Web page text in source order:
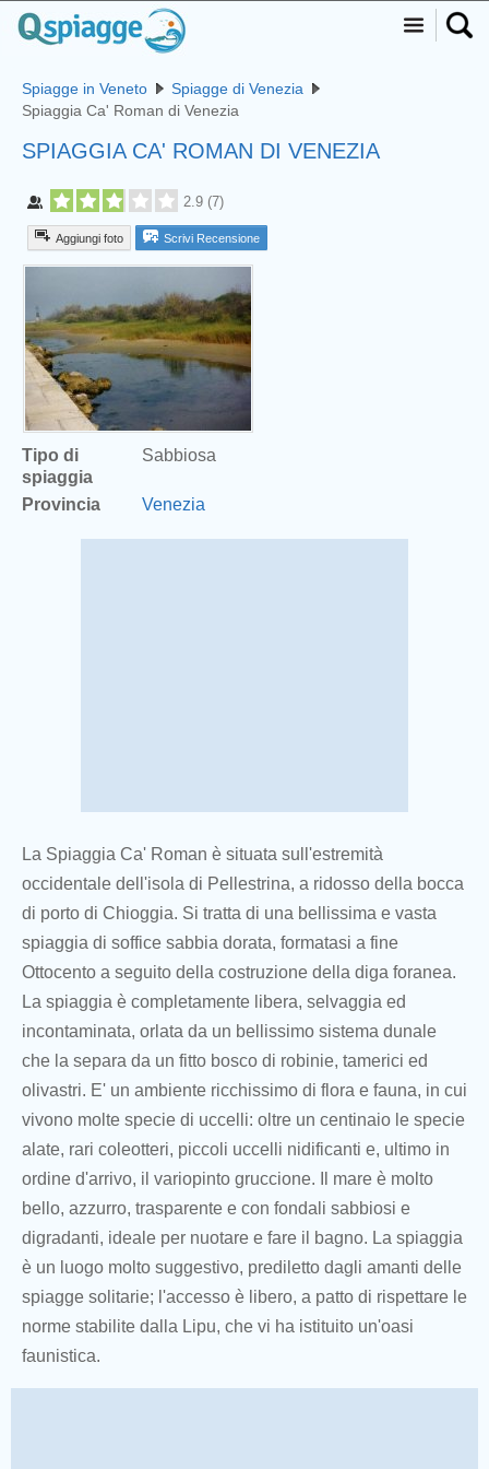
Spiagge in Veneto
Spiagge di Venezia
Spiaggia Ca' Roman di Venezia
SPIAGGIA CA' ROMAN DI VENEZIA
2.9 (7)
Aggiungi foto Scrivi Recensione
Tipo di
spiaggia
Sabbiosa
Provincia Venezia
La Spiaggia Ca' Roman è situata sull'estremità
occidentale dell'isola di Pellestrina, a ridosso della bocca
di porto di Chioggia. Si tratta di una bellissima e vasta
spiaggia di soffice sabbia dorata, formatasi a fine
Ottocento a seguito della costruzione della diga foranea.
La spiaggia è completamente libera, selvaggia ed
incontaminata, orlata da un bellissimo sistema dunale
che la separa da un fitto bosco di robinie, tamerici ed
olivastri. E' un ambiente ricchissimo di flora e fauna, in cui
vivono molte specie di uccelli: oltre un centinaio le specie
alate, rari coleotteri, piccoli uccelli nidificanti e, ultimo in
ordine d'arrivo, il variopinto gruccione. Il mare è molto
bello, azzurro, trasparente e con fondali sabbiosi e
digradanti, ideale per nuotare e fare il bagno. La spiaggia
è un luogo molto suggestivo, prediletto dagli amanti delle
spiagge solitarie; l'accesso è libero, a patto di rispettare le
norme stabilite dalla Lipu, che vi ha istituito un'oasi
faunistica.